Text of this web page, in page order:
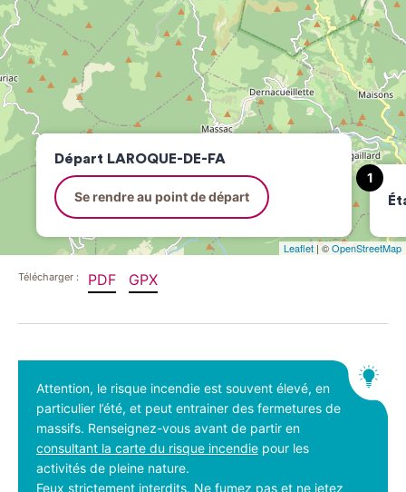
Leaflet | ©OpenStreetMap
Départ LAROQUE-DE-FA
Se rendre au point de départ
1
Télécharger : PDF GPX
Attention, le risque incendie est souvent élevé, en
particulier l’été, et peut entrainer des fermetures
de massifs. Renseignez-vous avant de partir en
consultant la carte du risque incendie pour les
activités de pleine nature.